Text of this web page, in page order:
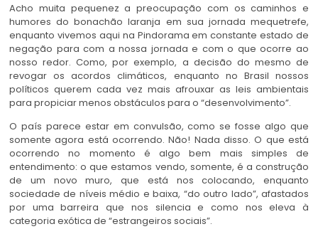
Acho muita pequenez a preocupação com os caminhos e
humores do bonachão laranja em sua jornada mequetrefe,
enquanto vivemos aqui na Pindorama em constante estado de
negação para com a nossa jornada e com o que ocorre ao
nosso redor. Como, por exemplo, a decisão do mesmo de
revogar os acordos climáticos, enquanto no Brasil nossos
políticos querem cada vez mais afrouxar as leis ambientais
para propiciar menos obstáculos para o “desenvolvimento”.
O país parece estar em convulsão, como se fosse algo que
somente agora está ocorrendo. Não! Nada disso. O que está
ocorrendo no momento é algo bem mais simples de
entendimento: o que estamos vendo, somente, é a construção
de um novo muro, que está nos colocando, enquanto
sociedade de níveis médio e baixa, “do outro lado”, afastados
por uma barreira que nos silencia e como nos eleva à
categoria exótica de “estrangeiros sociais”.